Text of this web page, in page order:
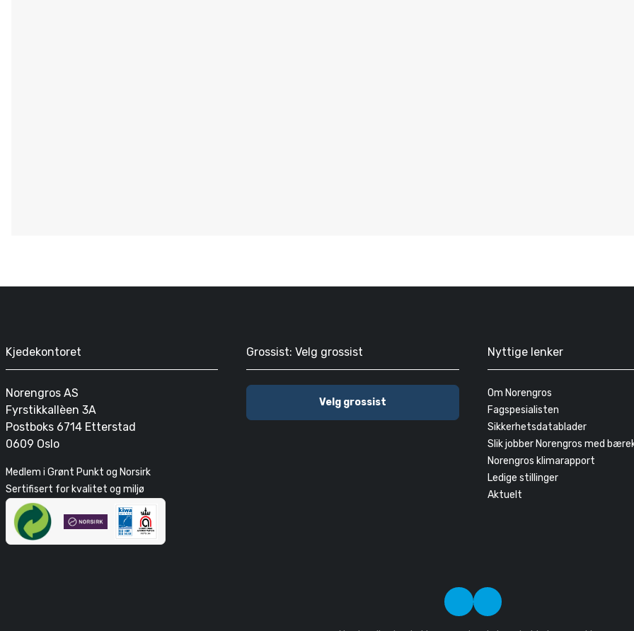
Kjedekontoret
Norengros AS
Fyrstikkallèen 3A
Postboks 6714 Etterstad
0609 Oslo
Medlem i Grønt Punkt og Norsirk
Sertifisert for kvalitet og miljø
Grossist: Velg grossist
Velg grossist
Nyttige lenker
Om Norengros
Fagspesialisten
Sikkerhetsdatablader
Slik jobber Norengros med
Norengros klimarapport
Ledige stillinger
Aktuelt